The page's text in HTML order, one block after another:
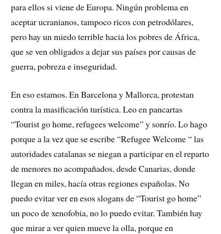
para ellos si viene de Europa. Ningún problema en
aceptar ucranianos, tampoco ricos con petrodólares,
pero hay un miedo terrible hacia los pobres de África,
que se ven obligados a dejar sus países por causas de
guerra, pobreza e inseguridad.
En eso estamos. En Barcelona y Mallorca, protestan
contra la masificación turística. Leo en pancartas
“Tourist go home, refugees welcome” y sonrío. Lo hago
porque a la vez que se escribe “Refugee Welcome “ las
autoridades catalanas se niegan a participar en el reparto
de menores no acompañados, desde Canarias, donde
llegan en miles, hacía otras regiones españolas. No
puedo evitar ver en esos slogans de “Tourist go home”
un poco de xenofobia, no lo puedo evitar. También hay
que mirar a ver quien mueve la olla, porque en